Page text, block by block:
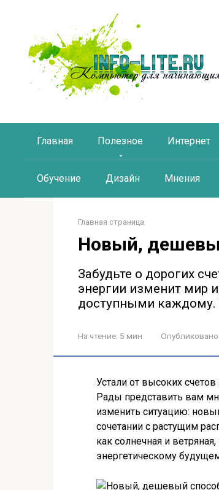
контенту
Главная Полезное Интернет
Обучение Дизайн Мнения
Главная страница
Новый,
Забудьте о дорогих
энергии изменит мир
доступными каждому.
На чтение: 5 мин Опубликовано:
Устали от высоких
Рады представить вам
изменить ситуацию:
сочетании с растущим
как солнечная и
энергетическому